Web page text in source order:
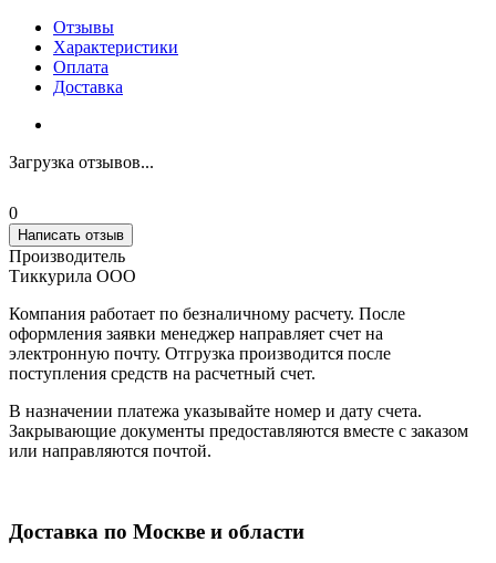
Отзывы
Характеристики
Оплата
Доставка
Загрузка отзывов...
0
Написать отзыв
Производитель
Тиккурила ООО
Компания работает по безналичному расчету. После
оформления заявки менеджер направляет счет на
электронную почту. Отгрузка производится после
поступления средств на расчетный счет.
В назначении платежа указывайте номер и дату счета.
Закрывающие документы предоставляются вместе с заказом
или направляются почтой.
Доставка по Москве и области